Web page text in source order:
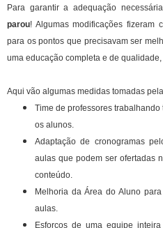
Para garantir a adequação
parou! Algumas modificações fizeram
para os pontos que precisavam ser
uma educação completa e de
Aqui vão algumas medidas tomadas
Time de professores
os alunos.
Adaptação de cronogramas
aulas que podem ser ofertadas
conteúdo.
Melhoria da Área do Aluno
aulas.
Esforços de uma equipe